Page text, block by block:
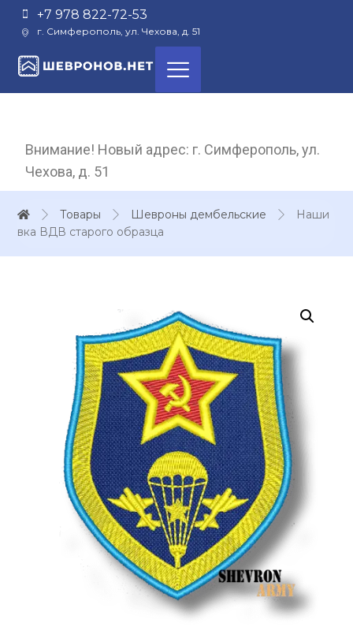
+7 978 822-72-53
г. Симферополь, ул. Чехова, д. 51
Внимание! Новый адрес: г. Симферополь, ул.
Чехова, д. 51
Товары Шевроны дембельские
Наши
вка ВДВ старого образца